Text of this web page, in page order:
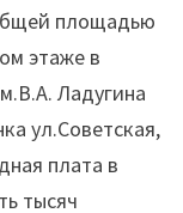
площадью
этаже в
Ладугина
ул.Советская,
плата в
тысяч